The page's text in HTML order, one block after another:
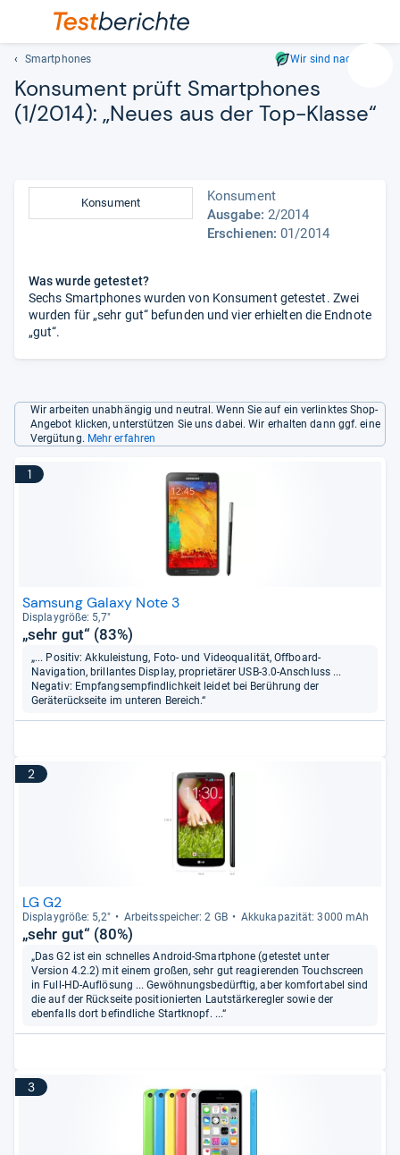
Sie
lassen
sich
Smartphones Wir sind nachhaltig
Kon­su­ment prüft Smart­pho­nes
(1/2014): „Neues aus der Top-​Klasse“
Konsument
Konsument
Ausgabe: 2/2014
Erschienen: 01/2014
Was wurde getestet?
Sechs Smartphones wurden von Konsument getestet. Zwei
wurden für „sehr gut“ befunden und vier erhielten die Endnote
„gut“.
Wir arbeiten unabhängig und neutral. Wenn Sie auf ein verlinktes Shop-
Angebot klicken, unterstützen Sie uns dabei. Wir erhalten dann ggf. eine
Vergütung. Mehr erfahren
1
Samsung Galaxy Note 3
Dis­play­größe: 5,7"
„sehr gut“ (83%)
„... Positiv: Akkuleistung, Foto- und Videoqualität, Offboard-
Navigation, brillantes Display, proprietärer USB-3.0-Anschluss ...
Negativ: Empfangsempfindlichkeit leidet bei Berührung der
Geräterückseite im unteren Bereich.“
2
LG G2
Dis­play­größe: 5,2" Arbeitsspei­cher: 2 GB Akku­ka­pa­zi­tät: 3000 mAh
„sehr gut“ (80%)
„Das G2 ist ein schnelles Android-Smartphone (getestet unter
Version 4.2.2) mit einem großen, sehr gut reagierenden Touchscreen
in Full-HD-Auflösung ... Gewöhnungsbedürftig, aber komfortabel sind
die auf der Rückseite positionierten Lautstärkeregler sowie der
ebenfalls dort befindliche Startknopf. ...“
3